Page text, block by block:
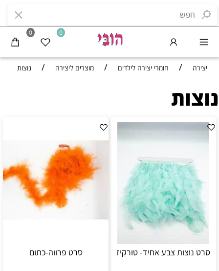
0 0
יצירה / חומרי יצירה לילדים / מוצרים ליצירה / נוצות
נוצות
סרט נוצות צבע אחיד- טורקיז סרט פרווה-כתום